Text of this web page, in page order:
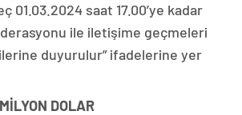
01.03.2024 saat 17.00’ye kadar
ile iletişime geçmeleri
duyurulur” ifadelerine yer
DOLAR